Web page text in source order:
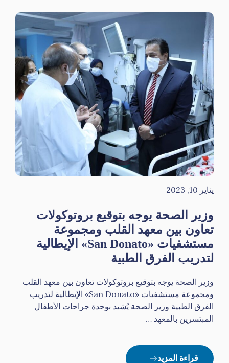
يناير 10, 2023
وزير الصحة يوجه بتوقيع بروتوكولات
تعاون بين معهد القلب ومجموعة
مستشفيات «San Donato» الإيطالية
لتدريب الفرق الطبية
وزير الصحة يوجه بتوقيع بروتوكولات تعاون بين معهد القلب
ومجموعة مستشفيات «San Donato» الإيطالية لتدريب
الفرق الطبية وزير الصحة يُشيد بوحدة جراحات الأطفال
المبتسرين بالمعهد …
قراءة المزيد